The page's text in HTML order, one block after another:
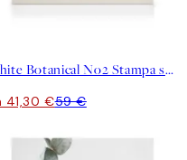
White Botanical No2 Stampa su Tela
41,30 €59 €